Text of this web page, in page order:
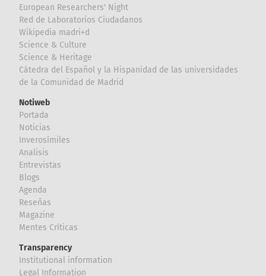
European Researchers' Night
Red de Laboratorios Ciudadanos
Wikipedia madri+d
Science & Culture
Science & Heritage
Cátedra del Español y la Hispanidad de las universidades
de la Comunidad de Madrid
Notiweb
Portada
Noticias
Inverosímiles
Analisis
Entrevistas
Blogs
Agenda
Reseñas
Magazine
Mentes Críticas
Transparency
Institutional information
Legal Information